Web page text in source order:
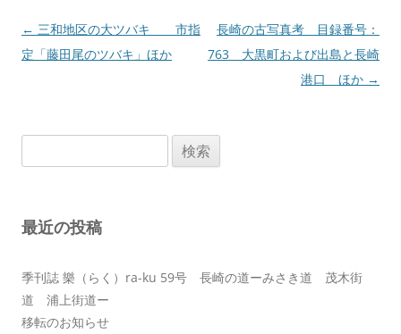
投
稿
ン
← 三和地区の大ツバキ 市指
定「藤田尾のツバキ」ほか
長崎の古写真考 目録番号：
763 大黒町および出島と長崎
港口 ほか →
索:
最近の投稿
季刊誌 樂（らく）ra-ku 59号 長崎の道ーみさき道 茂木街
道 浦上街道ー
移転のお知らせ